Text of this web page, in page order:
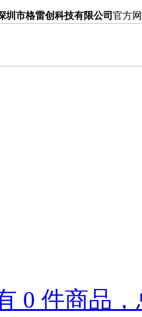
圳市格雷创科技有限公司 官方
0 件商品